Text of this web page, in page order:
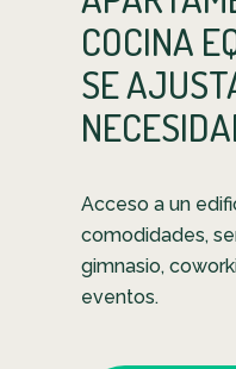
COCINA
SE
Acceso a un
comodidades,
gimnasio,
eventos.